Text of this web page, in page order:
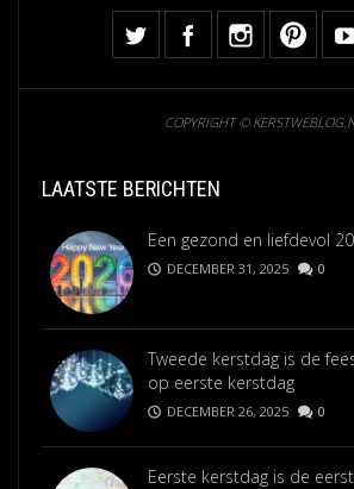
COPYRIGHT ©
LAATSTE BERICHTEN
Een gezond en liefdevol
DECEMBER 31, 2025 0
Tweede kerstdag is de
op eerste kerstdag
DECEMBER 26, 2025 0
Eerste kerstdag is de